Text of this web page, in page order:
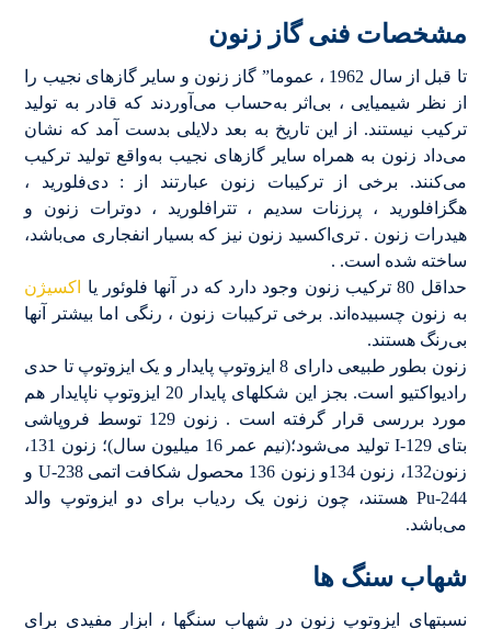
مشخصات فنی گاز زنون
تا قبل از سال 1962 ، عموما” گاز زنون و سایر گازهای نجیب را
از نظر شیمیایی ، بی‌اثر به‌حساب می‌آوردند که قادر به تولید
ترکیب نیستند. از این تاریخ به بعد دلایلی بدست آمد که نشان
می‌داد زنون به همراه سایر گازهای نجیب به‌واقع تولید ترکیب
می‌کنند. برخی از ترکیبات زنون عبارتند از : دی‌فلورید ،
هگزافلورید ، پرزنات سدیم ، تترافلورید ، دوترات زنون و
هیدرات زنون . تری‌اکسید زنون نیز که بسیار انفجاری می‌باشد،
ساخته شده است. .
حداقل 80 ترکیب زنون وجود دارد که در آنها فلوئور یا
اکسیژن
به زنون چسبیده‌اند. برخی ترکیبات زنون ، رنگی اما بیشتر آنها
بی‌رنگ هستند.
زنون بطور طبیعی دارای 8 ایزوتوپ پایدار و یک ایزوتوپ تا حدی
رادیواکتیو است. بجز این شکلهای پایدار 20 ایزوتوپ ناپایدار هم
مورد بررسی قرار گرفته است . زنون 129 توسط فروپاشی
بتای I-129 تولید می‌شود؛(نیم عمر 16 میلیون سال)؛ زنون 131،
زنون132، زنون 134و زنون 136 محصول شکافت اتمی U-238 و
Pu-244 هستند، چون زنون یک ردیاب برای دو ایزوتوپ والد
می‌باشد.
شهاب سنگ ها
نسبتهای ایزوتوپ زنون در شهاب سنگها ، ابزار مفیدی برای